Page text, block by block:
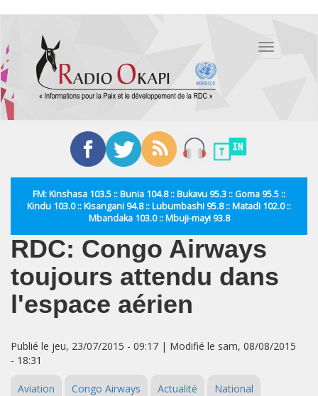
contenu
principal
Toggle
FM: Kinshasa 103.5 :: Bunia 104.8 :: Bukavu 95.3 :: Goma 95.5 ::
Kindu 103.0 :: Kisangani 94.8 :: Lubumbashi 95.8 :: Matadi 102.0 ::
Mbandaka 103.0 :: Mbuji-mayi 93.8
RDC: Congo Airways
toujours attendu dans
l'espace aérien
Publié le jeu, 23/07/2015 - 09:17 | Modifié le sam, 08/08/2015
- 18:31
Aviation Congo Airways Actualité National